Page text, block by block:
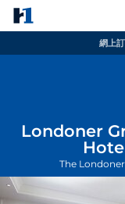
網上
Londoner
The